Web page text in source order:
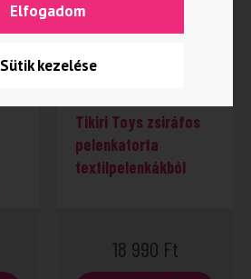
Tikiri Toys zsiráfos
pelenkatorta
textilpelenkákból
18 990 Ft
Sütik kezelése
Elfogadom